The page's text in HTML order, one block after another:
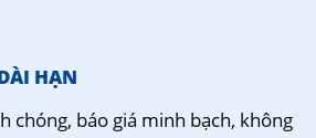
HẠN
chóng, báo giá minh bạch, không